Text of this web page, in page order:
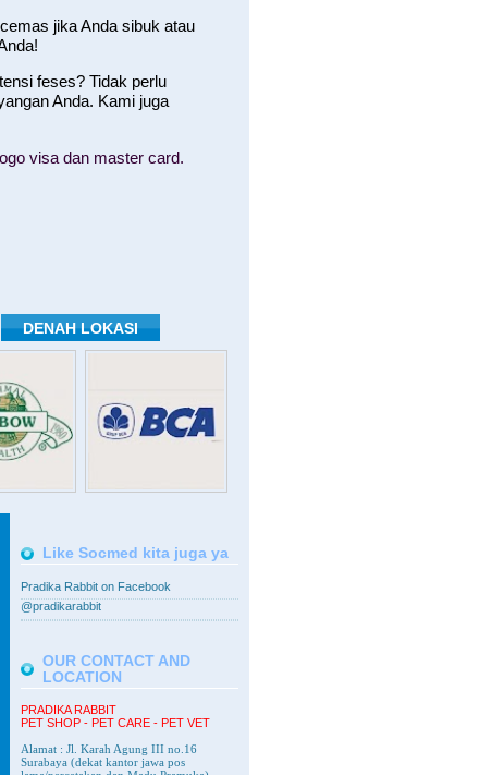
jika Anda sibuk atau
feses? Tidak perlu
Anda. Kami juga
visa dan master card.
DENAH LOKASI
Like Socmed kita juga ya
Pradika Rabbit on Facebook
@pradikarabbit
OUR CONTACT AND
LOCATION
PRADIKA RABBIT
PET SHOP - PET CARE - PET VET
Alamat : Jl. Karah Agung III no.16
Surabaya (dekat kantor jawa pos